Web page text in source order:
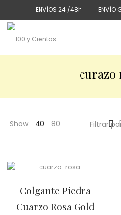
ENVÍOS 24 /48h ENVÍO
curazo
Show 40 80 Filtrar
Colgante Piedra
Cuarzo Rosa Gold